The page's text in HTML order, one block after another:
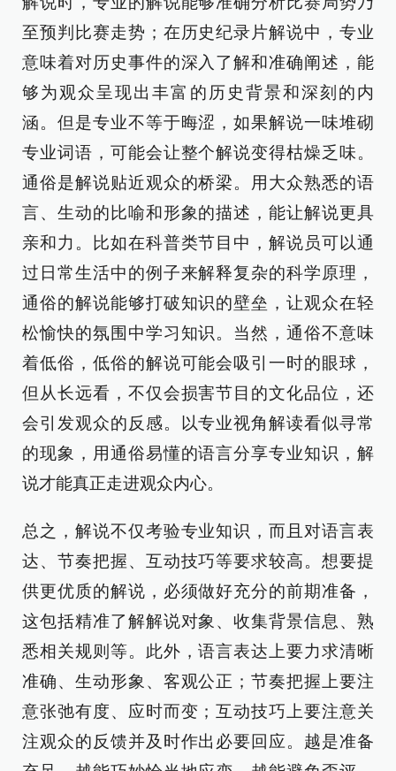
至预判比赛走势；在历史纪录片解说中，专业
意味着对历史事件的深入了解和准确阐述，能
够为观众呈现出丰富的历史背景和深刻的内
涵。但是专业不等于晦涩，如果解说一味堆砌
专业词语，可能会让整个解说变得枯燥乏味。
通俗是解说贴近观众的桥梁。用大众熟悉的语
言、生动的比喻和形象的描述，能让解说更具
亲和力。比如在科普类节目中，解说员可以通
过日常生活中的例子来解释复杂的科学原理，
通俗的解说能够打破知识的壁垒，让观众在轻
松愉快的氛围中学习知识。当然，通俗不意味
着低俗，低俗的解说可能会吸引一时的眼球，
但从长远看，不仅会损害节目的文化品位，还
会引发观众的反感。以专业视角解读看似寻常
的现象，用通俗易懂的语言分享专业知识，解
说才能真正走进观众内心。
总之，解说不仅考验专业知识，而且对语言表
达、节奏把握、互动技巧等要求较高。想要提
供更优质的解说，必须做好充分的前期准备，
这包括精准了解解说对象、收集背景信息、熟
悉相关规则等。此外，语言表达上要力求清晰
准确、生动形象、客观公正；节奏把握上要注
意张弛有度、应时而变；互动技巧上要注意关
注观众的反馈并及时作出必要回应。越是准备